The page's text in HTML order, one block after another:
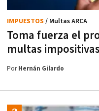
Toma fuerza el
multas impositivas
IMPUESTOS / Multas ARCA
PorHernán Gilardo